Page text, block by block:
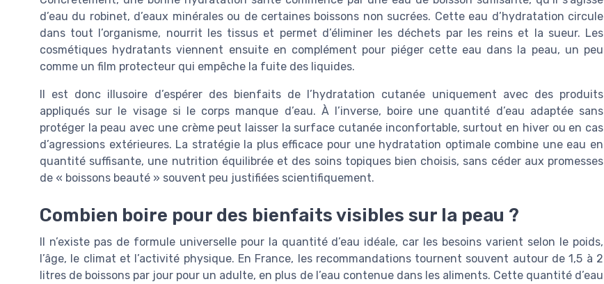
d’eau du robinet, d’eaux minérales ou de certaines boissons non sucrées. Cette eau d’hydratation circule
dans tout l’organisme, nourrit les tissus et permet d’éliminer les déchets par les reins et la sueur. Les
cosmétiques hydratants viennent ensuite en complément pour piéger cette eau dans la peau, un peu
comme un film protecteur qui empêche la fuite des liquides.
Il est donc illusoire d’espérer des bienfaits de l’hydratation cutanée uniquement avec des produits
appliqués sur le visage si le corps manque d’eau. À l’inverse, boire une quantité d’eau adaptée sans
protéger la peau avec une crème peut laisser la surface cutanée inconfortable, surtout en hiver ou en cas
d’agressions extérieures. La stratégie la plus efficace pour une hydratation optimale combine une eau en
quantité suffisante, une nutrition équilibrée et des soins topiques bien choisis, sans céder aux promesses
de « boissons beauté » souvent peu justifiées scientifiquement.
Combien boire pour des bienfaits visibles sur la peau ?
Il n’existe pas de formule universelle pour la quantité d’eau idéale, car les besoins varient selon le poids,
l’âge, le climat et l’activité physique. En France, les recommandations tournent souvent autour de 1,5 à 2
litres de boissons par jour pour un adulte, en plus de l’eau contenue dans les aliments. Cette quantité d’eau